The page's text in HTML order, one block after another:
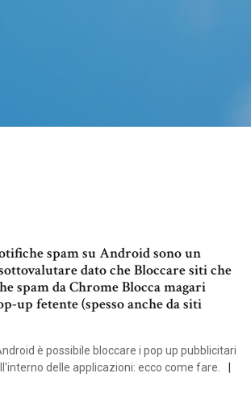
spam su Android sono un
dato che Bloccare siti che
spam da Chrome Blocca magari
up fetente (spesso anche da siti
è possibile bloccare i pop up pubblicitari
delle applicazioni: ecco come fare.